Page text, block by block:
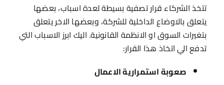
تتخذ الشركاء قرار تصفية بسيطة لعدة اسباب، بعضها
يتعلق بالاوضاع الداخلية للشركة، وبعضها الاخر يتعلق
بتغيرات السوق او الانظمة القانونية. اليك ابرز الاسباب التي
تدفع الي اتخاذ هذا القرار:
صعوبة استمرارية الاعمال